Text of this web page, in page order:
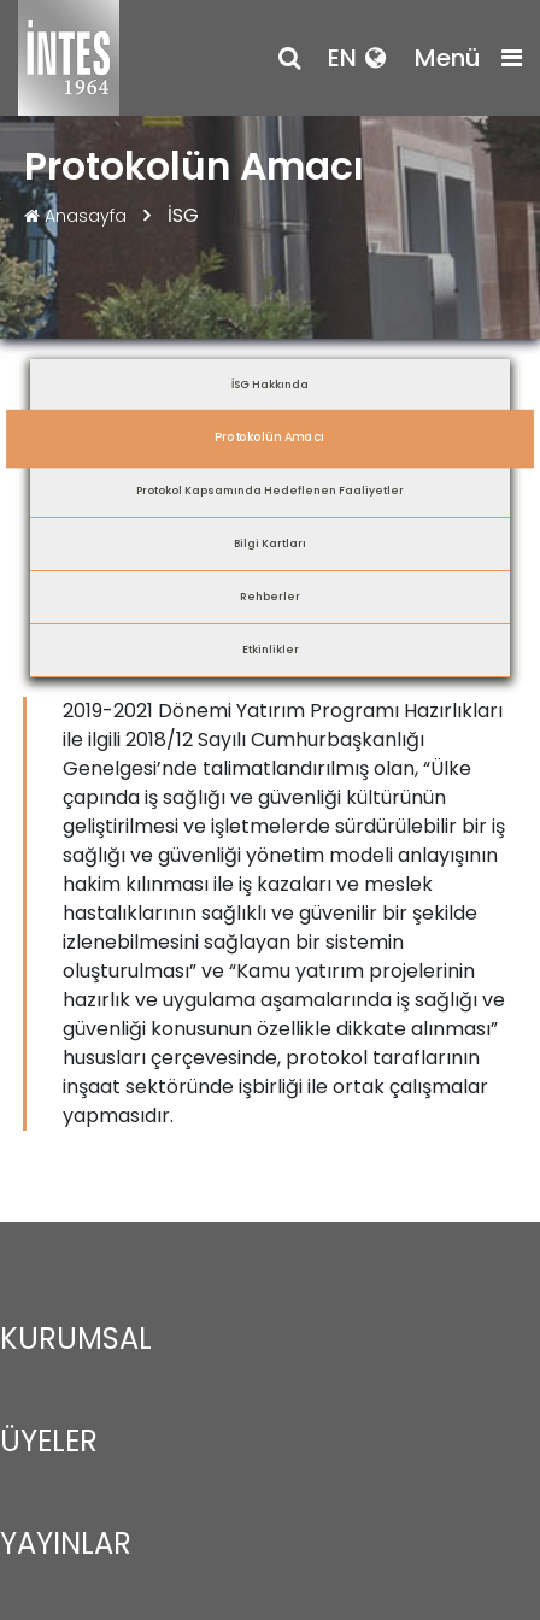
EN Menü
Protokolün Amacı
Anasayfa İSG
İSG Hakkında
Protokolün Amacı
Protokol Kapsamında Hedeflenen Faaliyetler
Bilgi Kartları
Rehberler
Etkinlikler
2019-2021 Dönemi Yatırım Programı Hazırlıkları
ile ilgili 2018/12 Sayılı Cumhurbaşkanlığı
Genelgesi’nde talimatlandırılmış olan, “Ülke
çapında iş sağlığı ve güvenliği kültürünün
geliştirilmesi ve işletmelerde sürdürülebilir bir iş
sağlığı ve güvenliği yönetim modeli anlayışının
hakim kılınması ile iş kazaları ve meslek
hastalıklarının sağlıklı ve güvenilir bir şekilde
izlenebilmesini sağlayan bir sistemin
oluşturulması” ve “Kamu yatırım projelerinin
hazırlık ve uygulama aşamalarında iş sağlığı ve
güvenliği konusunun özellikle dikkate alınması”
hususları çerçevesinde, protokol taraflarının
inşaat sektöründe işbirliği ile ortak çalışmalar
yapmasıdır.
KURUMSAL
ÜYELER
YAYINLAR